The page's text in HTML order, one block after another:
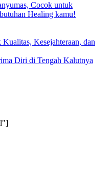
Cocok untuk
Healing kamu!
Kesejahteraan, dan
Diri di Tengah Kalutnya